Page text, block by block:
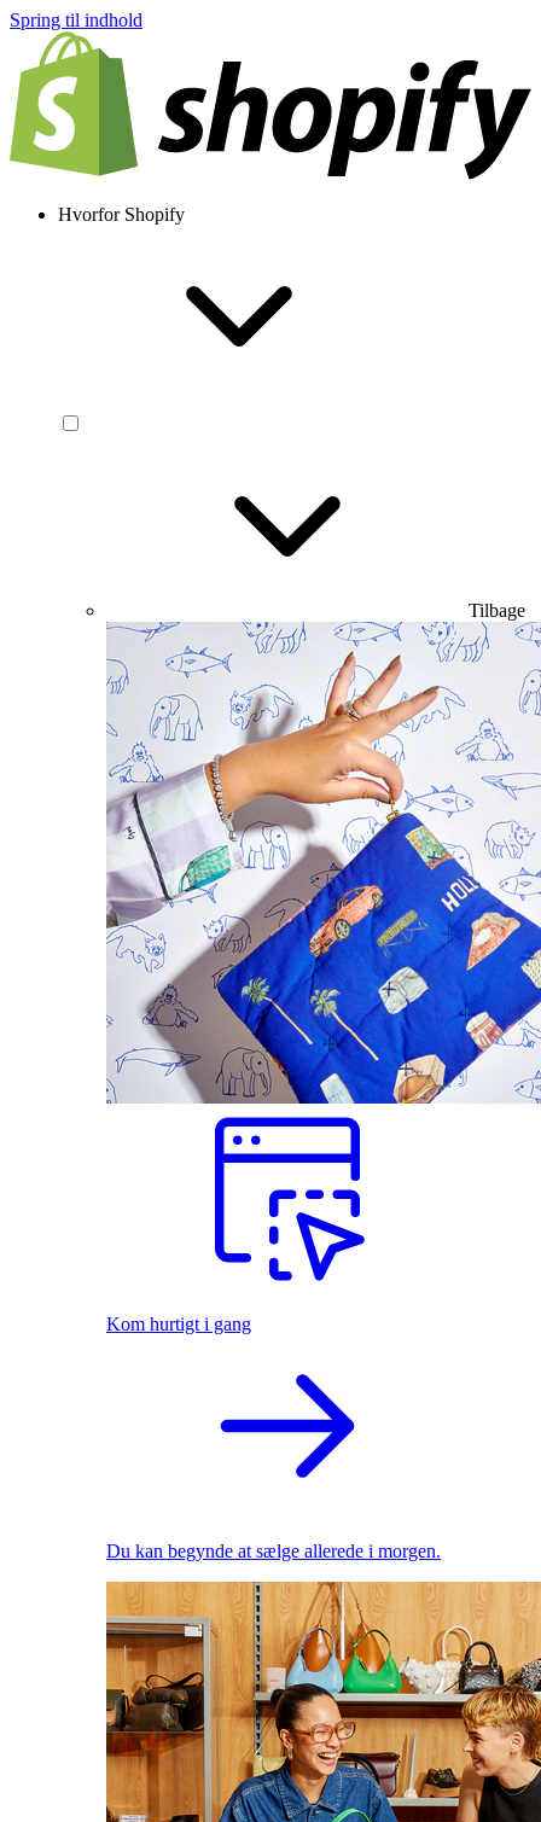
Spring til indhold
Hvorfor Shopify
Tilbage
Kom hurtigt i gang
Du kan begynde at sælge allerede i morgen.